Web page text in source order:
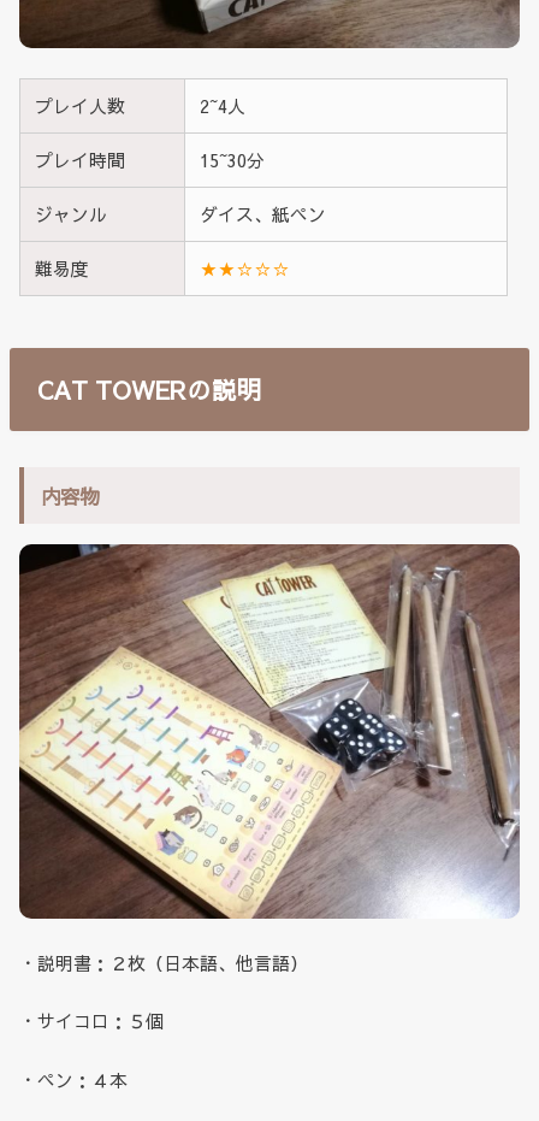
プレイ人数 2~4人
プレイ時間 15~30分
ジャンル ダイス、紙ペン
難易度 ★★☆☆☆
CAT TOWERの説明
内容物
・説明書：２枚（日本語、他言語）
・サイコロ：５個
・ペン：４本